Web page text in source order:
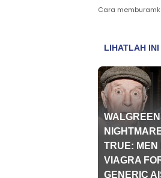
Cara